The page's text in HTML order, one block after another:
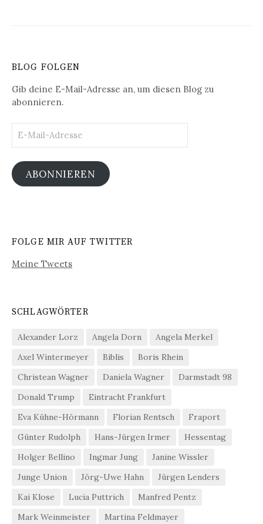
BLOG FOLGEN
Gib deine E-Mail-Adresse an, um diesen Blog zu
abonnieren.
Mail-
ABONNIEREN
FOLGE MIR AUF TWITTER
Meine Tweets
SCHLAGWÖRTER
Alexander Lorz Angela Dorn
Angela Merkel
Axel Wintermeyer
Biblis
Boris Rhein
Christean Wagner
Daniela Wagner
Darmstadt 98
Donald Trump
Eintracht Frankfurt
Eva Kühne-Hörmann
Florian Rentsch
Fraport
Günter Rudolph
Hans-Jürgen Irmer
Hessentag
Holger Bellino
Ingmar Jung
Janine Wissler
Junge Union
Jörg-Uwe Hahn
Jürgen Lenders
Kai Klose
Lucia Puttrich
Manfred Pentz
Mark Weinmeister
Martina Feldmayer